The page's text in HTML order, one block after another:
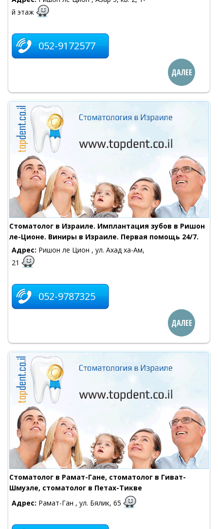
й этаж
052-9172577
ДАЛЕЕ
Стоматолог в Израиле. Имплантация зубов в Ришон
ле-Ционе. Виниры в Израиле. Первая помощь 24/7.
Адрес: Ришон ле Цион , ул. Ахад ха-Ам,
21
052-9787325
ДАЛЕЕ
Стоматолог в Рамат-Гане, стоматолог в Гиват-
Шмуэле, стоматолог в Петах-Тикве
Адрес: Рамат-Ган , ул. Бялик, 65